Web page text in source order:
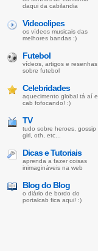
daqui da cabilandia
Videoclipes
os vídeos musicais das
melhores bandas :)
Futebol
vídeos, artigos e resenhas
sobre futebol
Celebridades
aquecimento global tá aí e
cab fofocando! :)
TV
tudo sobre heroes, gossip
girl, oth, etc...
Dicas e Tutoriais
aprenda a fazer coisas
inimagináveis na web
Blog do Blog
o diário de bordo do
portalcab fica aqui! :)